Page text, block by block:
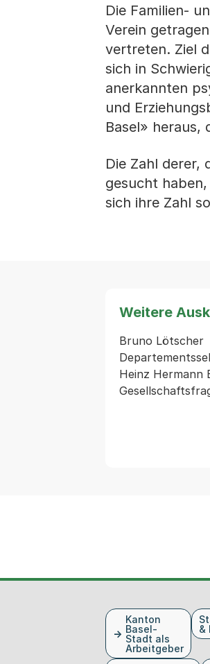
Die Familien-
Verein
vertreten. Ziel
sich in
anerkannten
und
Basel»
Die Zahl derer,
gesucht
sich ihre Zahl
Weitere
Bruno Lötscher
Heinz Hermann
Kanton
Basel-
Stadt als
Arbeitgeber
&